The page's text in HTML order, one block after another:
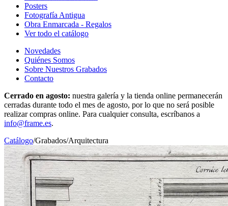
Posters
Fotografía Antigua
Obra Enmarcada - Regalos
Ver todo el catálogo
Novedades
Quiénes Somos
Sobre Nuestros Grabados
Contacto
Cerrado en agosto: nuestra galería y la tienda online permanecerán
cerradas durante todo el mes de agosto, por lo que no será posible
realizar compras online. Para cualquier consulta, escríbanos a
info@frame.es.
Catálogo/Grabados/Arquitectura